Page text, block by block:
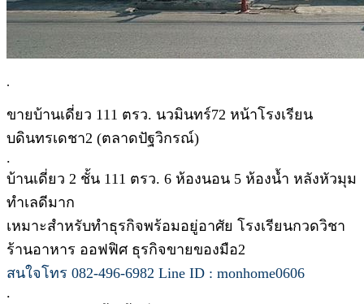
.
ขายบ้านเดี่ยว 111 ตรว. นวมินทร์72 หน้าโรงเรียน
บดินทรเดชา2 (ตลาดปัฐวิกรณ์)
.
บ้านเดี่ยว 2 ชั้น 111 ตรว. 6 ห้องนอน 5 ห้องน้ำ หลังหัวมุม
ทำเลดีมาก
เหมาะสำหรับทำธุรกิจพร้อมอยู่อาศัย โรงเรียนกวดวิชา
ร้านอาหาร ออฟฟิศ ธุรกิจขายของมือ2
สนใจโทร 082-496-6982 Line ID : monhome0606
.